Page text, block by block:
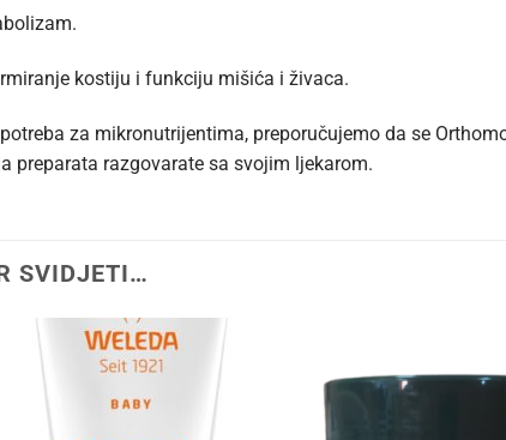
kostiju i funkciju mišića i živaca.
za mikronutrijentima, preporučujemo da se
preparata razgovarate sa svojim ljekarom.
SVIDJETI…